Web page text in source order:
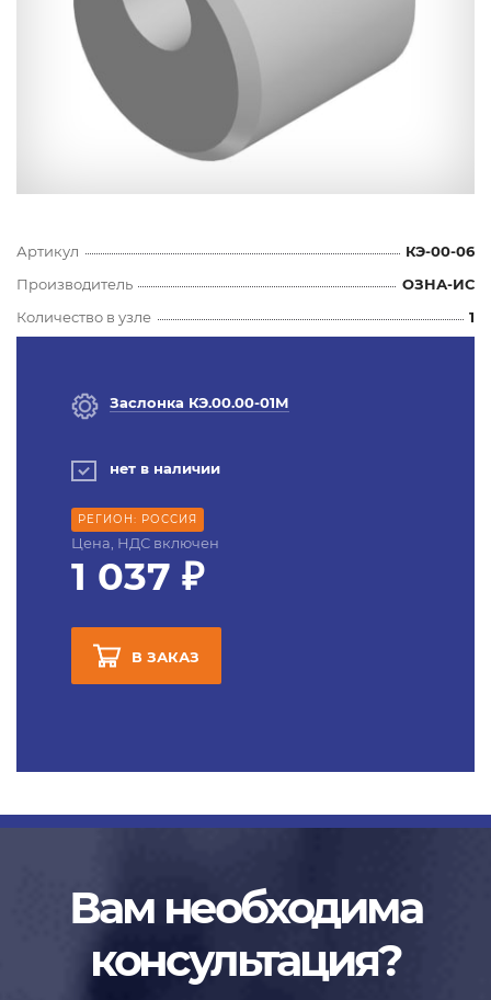
Артикул
КЭ-00-06
Производитель
ОЗНА-ИС
Количество в узле
1
Заслонка КЭ.00.00-01М
нет в наличии
РЕГИОН: РОССИЯ
Цена, НДС включен
1 037 ₽
В ЗАКАЗ
Вам необходима
консультация?